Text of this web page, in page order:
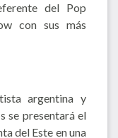
del Pop
con sus más
argentina y
se presentará el
del Este en una